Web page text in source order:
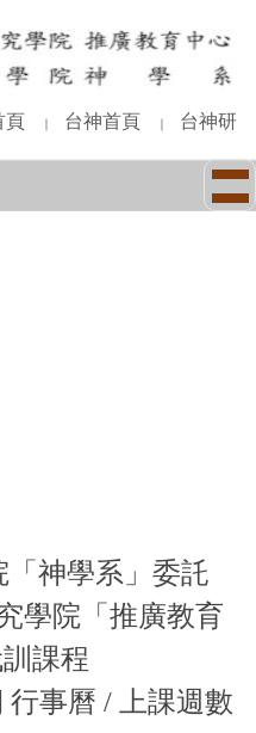
頁 ｜ 台神首頁 ｜ 台神研
「神學系」委託
學院「推廣教育
課程
行事曆 / 上課週數